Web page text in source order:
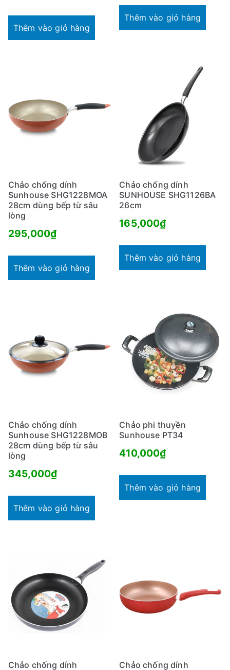
Thêm vào giỏ hàng
Thêm vào giỏ hàng
Chảo chống dính
Sunhouse SHG1228MOA
28cm dùng bếp từ sâu
lòng
295,000₫
Thêm vào giỏ hàng
Chảo chống dính
SUNHOUSE SHG1126BA
26cm
165,000₫
Thêm vào giỏ hàng
Chảo chống dính
Sunhouse SHG1228MOB
28cm dùng bếp từ sâu
lòng
345,000₫
Thêm vào giỏ hàng
Chảo phi thuyền
Sunhouse PT34
410,000₫
Thêm vào giỏ hàng
Chảo chống dính Chảo chống dính